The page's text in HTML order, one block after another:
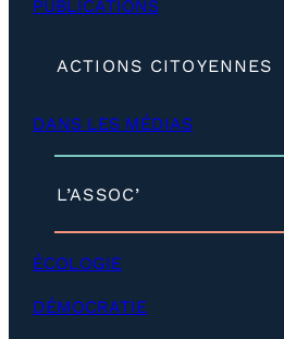
5
s
PUBLICATIONS
ACTIONS CITOYENNES
p
DANS LES MÉDIAS
L’ASSOC’
é
l
o
ÉCOLOGIE
DÉMOCRATIE